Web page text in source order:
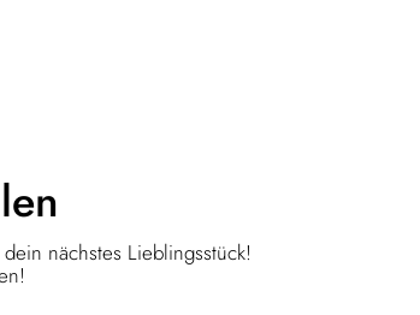
nächstes Lieblingsstück!